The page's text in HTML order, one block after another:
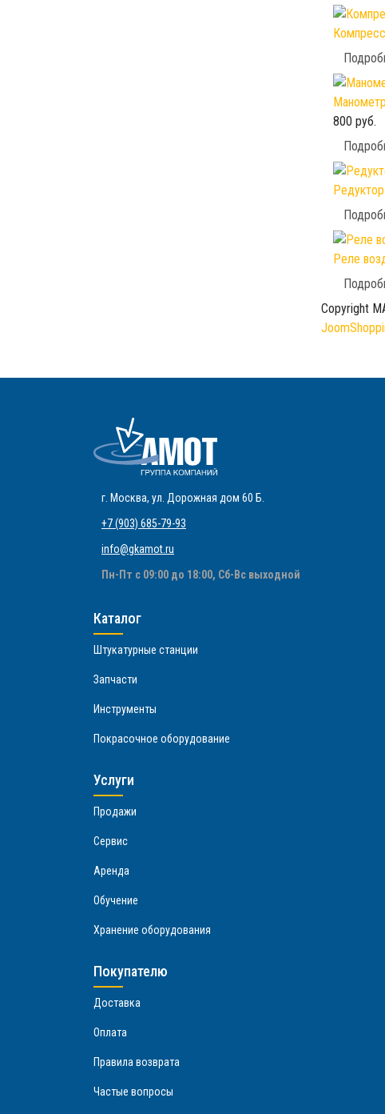
800 руб.
Реле
Copyright
г. Москва, ул. Дорожная дом 60 Б
+7 (903) 685-79-93
info@gkamot.ru
Пн-Пт с 09:00 до 18:00, Сб-Вс выходной
Каталог
Штукатурные станции
Запчасти
Инструменты
Покрасочное оборудование
Услуги
Продажи
Сервис
Аренда
Обучение
Хранение оборудования
Покупателю
Доставка
Оплата
Правила возврата
Частые вопросы